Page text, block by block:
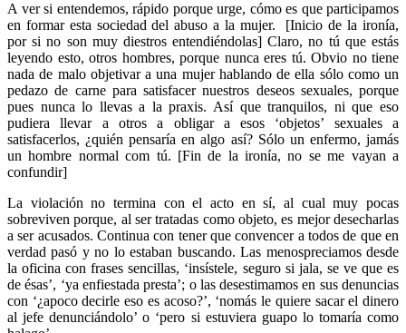
A ver si entendemos, rápido porque urge, cómo es que participamos
en formar esta sociedad del abuso a la mujer. [Inicio de la ironía,
por si no son muy diestros entendiéndolas] Claro, no tú que estás
leyendo esto, otros hombres, porque nunca eres tú. Obvio no tiene
nada de malo objetivar a una mujer hablando de ella sólo como un
pedazo de carne para satisfacer nuestros deseos sexuales, porque
pues nunca lo llevas a la praxis. Así que tranquilos, ni que eso
pudiera llevar a otros a obligar a esos ‘objetos’ sexuales a
satisfacerlos, ¿quién pensaría en algo así? Sólo un enfermo, jamás
un hombre normal com tú. [Fin de la ironía, no se me vayan a
confundir]
La violación no termina con el acto en sí, al cual muy pocas
sobreviven porque, al ser tratadas como objeto, es mejor desecharlas
a ser acusados. Continua con tener que convencer a todos de que en
verdad pasó y no lo estaban buscando. Las menospreciamos desde
la oficina con frases sencillas, ‘insístele, seguro si jala, se ve que es
de ésas’, ‘ya enfiestada presta’; o las desestimamos en sus denuncias
con ‘¿apoco decirle eso es acoso?’, ‘nomás le quiere sacar el dinero
al jefe denunciándolo’ o ‘pero si estuviera guapo lo tomaría como